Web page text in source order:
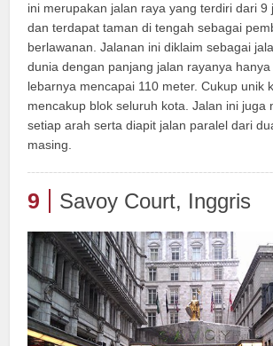
ini merupakan jalan raya yang terdiri dari 9
dan terdapat taman di tengah sebagai
berlawanan. Jalanan ini diklaim sebagai
dunia dengan panjang jalan rayanya
lebarnya mencapai 110 meter. Cukup unik
mencakup blok seluruh kota. Jalan ini juga
setiap arah serta diapit jalan paralel dari
masing.
9 Savoy Court, Inggris